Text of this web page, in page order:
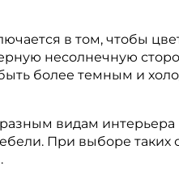
в том, чтобы
несолнечную
более темным и
видам
При выборе таких